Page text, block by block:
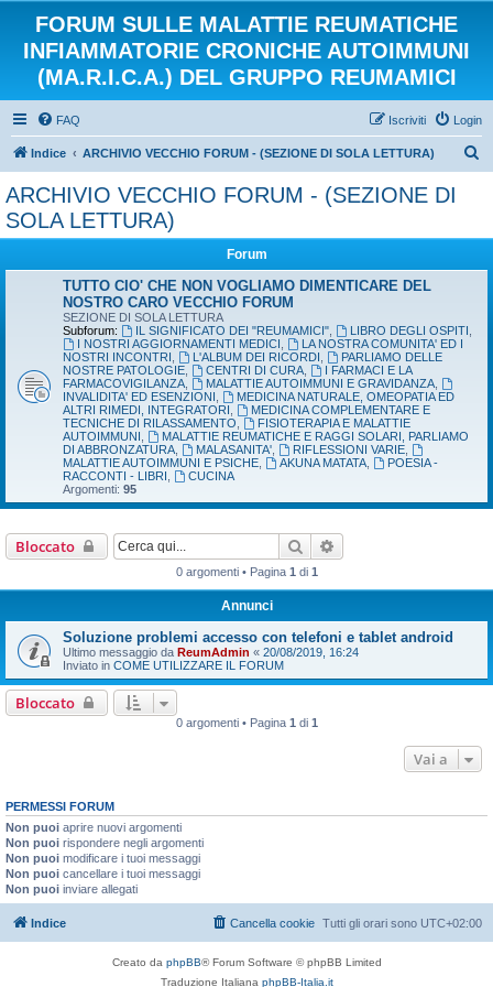
FORUM SULLE MALATTIE REUMATICHE
INFIAMMATORIE CRONICHE AUTOIMMUNI
(MA.R.I.C.A.) DEL GRUPPO REUMAMICI
FAQ Login
Iscriviti
Indice ARCHIVIO VECCHIO FORUM - (SEZIONE DI SOLA LETTURA)
ARCHIVIO VECCHIO FORUM - (SEZIONE DI
SOLA LETTURA)
Forum
TUTTO CIO' CHE NON VOGLIAMO DIMENTICARE DEL
NOSTRO CARO VECCHIO FORUM
SEZIONE DI SOLA LETTURA
Subforum:
IL SIGNIFICATO DEI "REUMAMICI", LIBRO DEGLI OSPITI
I NOSTRI AGGIORNAMENTI MEDICI
LA NOSTRA COMUNITA' ED I
NOSTRI INCONTRI
L'ALBUM DEI RICORDI
PARLIAMO DELLE
NOSTRE PATOLOGIE
CENTRI DI CURA,
I FARMACI E LA
FARMACOVIGILANZA
MALATTIE AUTOIMMUNI E GRAVIDANZA,
INVALIDITA' ED ESENZIONI
MEDICINA NATURALE, OMEOPATIA ED
ALTRI RIMEDI, INTEGRATORI
MEDICINA COMPLEMENTARE E
TECNICHE DI RILASSAMENTO
FISIOTERAPIA E MALATTIE
AUTOIMMUNI
MALATTIE REUMATICHE E RAGGI SOLARI, PARLIAMO
DI ABBRONZATURA
MALASANITA', RIFLESSIONI VARIE,
MALATTIE AUTOIMMUNI E PSICHE
AKUNA MATATA,
POESIA -
RACCONTI - LIBRI
CUCINA
Argomenti: 95
Bloccato Cerca
0 argomenti • Pagina 1 di 1
Annunci
Soluzione problemi accesso con telefoni e tablet android
Ultimo messaggio da ReumAdmin « 20/08/2019, 16:24
Inviato in COME UTILIZZARE IL FORUM
Bloccato
0 argomenti • Pagina 1 di 1
Vai a
PERMESSI FORUM
Non puoi aprire nuovi argomenti
Non puoi rispondere negli argomenti
Non puoi modificare i tuoi messaggi
Non puoi cancellare i tuoi messaggi
Non puoi inviare allegati
Indice Tutti gli orari sono UTC+02:00
Cancella cookie
Creato da phpBB® Forum Software © phpBB Limited
Traduzione Italiana phpBB-Italia.it